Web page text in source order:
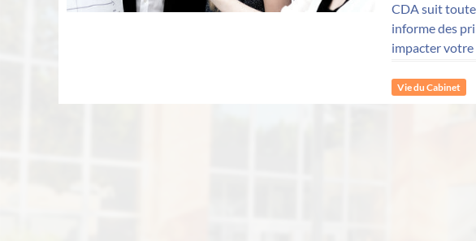
CDA suit
informe des
impacter
Vie du Cabinet